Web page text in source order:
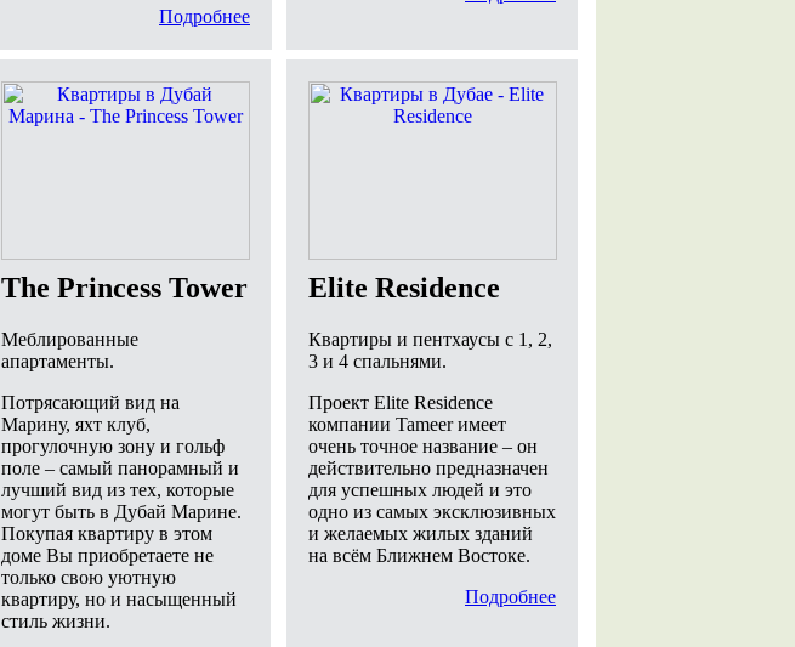
Подробнее
The Princess Tower
Меблированные
апартаменты.
Потрясающий вид на
Марину, яхт клуб,
прогулочную зону и гольф
поле – самый панорамный и
лучший вид из тех, которые
могут быть в Дубай Марине.
Покупая квартиру в этом
доме Вы приобретаете не
только свою уютную
квартиру, но и насыщенный
стиль жизни.
Elite Residence
Квартиры и пентхаусы с 1, 2,
3 и 4 спальнями.
Проект Elite Residence
компании Tameer имеет
очень точное название – он
действительно предназначен
для успешных людей и это
одно из самых эксклюзивных
и желаемых жилых зданий
на всём Ближнем Востоке.
Подробнее